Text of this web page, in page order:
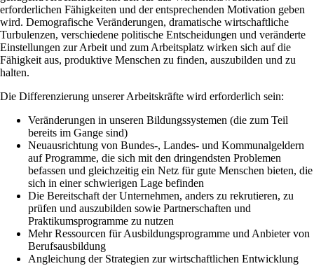
erforderlichen Fähigkeiten und der entsprechenden Motivation geben
wird. Demografische Veränderungen, dramatische wirtschaftliche
Turbulenzen, verschiedene politische Entscheidungen und veränderte
Einstellungen zur Arbeit und zum Arbeitsplatz wirken sich auf die
Fähigkeit aus, produktive Menschen zu finden, auszubilden und zu
halten.
Die Differenzierung unserer Arbeitskräfte wird erforderlich sein:
Veränderungen in unseren Bildungssystemen (die zum Teil
bereits im Gange sind)
Neuausrichtung von Bundes-, Landes- und Kommunalgeldern
auf Programme, die sich mit den dringendsten Problemen
befassen und gleichzeitig ein Netz für gute Menschen bieten, die
sich in einer schwierigen Lage befinden
Die Bereitschaft der Unternehmen, anders zu rekrutieren, zu
prüfen und auszubilden sowie Partnerschaften und
Praktikumsprogramme zu nutzen
Mehr Ressourcen für Ausbildungsprogramme und Anbieter von
Berufsausbildung
Angleichung der Strategien zur wirtschaftlichen Entwicklung